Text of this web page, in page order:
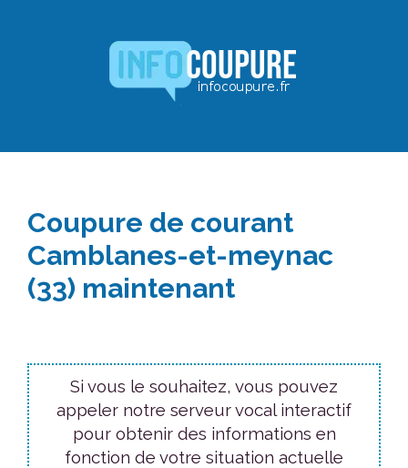
Coupure de courant
Camblanes-et-meynac
(33) maintenant
Si vous le souhaitez, vous pouvez
appeler notre serveur vocal interactif
pour obtenir des informations en
fonction de votre situation actuelle